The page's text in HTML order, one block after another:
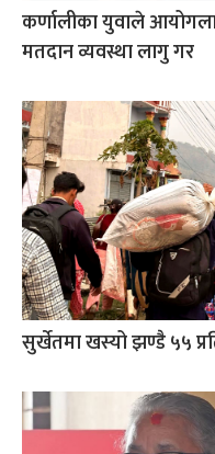
कर्णालीका युवाले
मतदान व्यवस्था लागु गर
सुर्खेतमा खस्यो झण्डै ५५